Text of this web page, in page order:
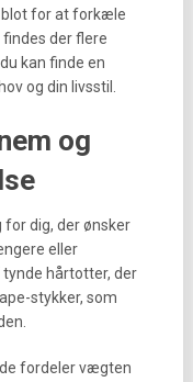
blot for at forkæle
der flere
kan finde en
og din livsstil.
og
dig, der ønsker
eller
hårtotter, der
stykker, som
fordeler vægten